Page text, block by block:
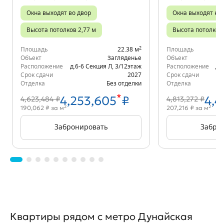
Окна выходят во двор
Высота потолков 2,77 м
Площадь 22.38 м2
Объект
Загляденье
Расположение
д.6-6 Секция Л 3/12этаж
Срок сдачи
2027
Отделка
Без отделки
4,623,484 ₽4,253,605*₽
190,062 ₽ за м2
Забронировать
Окна выходят на
Высота
Площадь
Объект
Расположение
Срок сдачи
Отделка
4,813,272 ₽
207,216 ₽ за м2
Квартиры рядом с метро Дунайская